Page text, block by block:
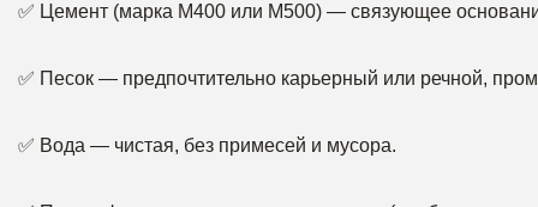
✅ Цемент (марка М400 или М500) — связующее
✅ Песок — предпочтительно карьерный или речной,
✅ Вода — чистая, без примесей и мусора.